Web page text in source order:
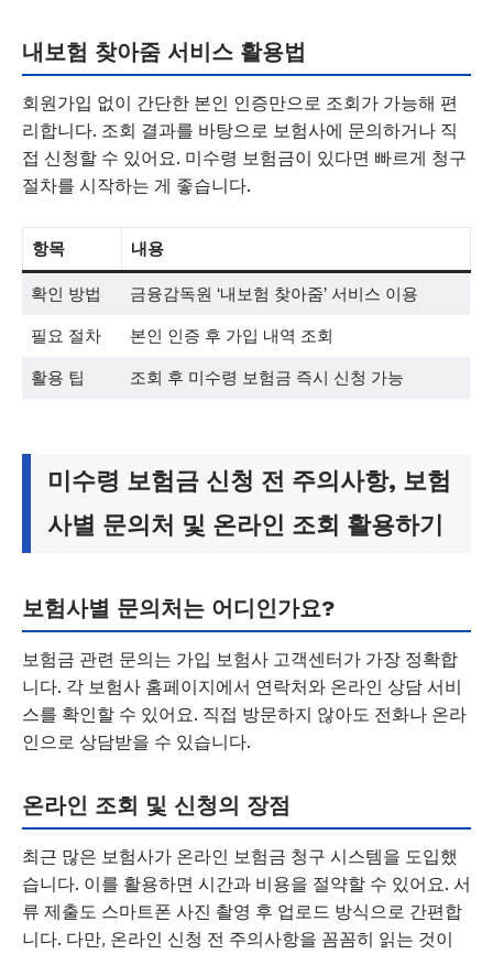
내보험 찾아줌 서비스 활용법
회원가입 없이 간단한 본인 인증만으로 조회가 가능해 편
리합니다. 조회 결과를 바탕으로 보험사에 문의하거나 직
접 신청할 수 있어요. 미수령 보험금이 있다면 빠르게 청구
절차를 시작하는 게 좋습니다.
항목 내용
확인 방법 금융감독원 ‘내보험 찾아줌’ 서비스 이용
필요 절차 본인 인증 후 가입 내역 조회
활용 팁 조회 후 미수령 보험금 즉시 신청 가능
미수령 보험금 신청 전 주의사항, 보험
사별 문의처 및 온라인 조회 활용하기
보험사별 문의처는 어디인가요?
보험금 관련 문의는 가입 보험사 고객센터가 가장 정확합
니다. 각 보험사 홈페이지에서 연락처와 온라인 상담 서비
스를 확인할 수 있어요. 직접 방문하지 않아도 전화나 온라
인으로 상담받을 수 있습니다.
온라인 조회 및 신청의 장점
최근 많은 보험사가 온라인 보험금 청구 시스템을 도입했
습니다. 이를 활용하면 시간과 비용을 절약할 수 있어요. 서
류 제출도 스마트폰 사진 촬영 후 업로드 방식으로 간편합
니다. 다만, 온라인 신청 전 주의사항을 꼼꼼히 읽는 것이